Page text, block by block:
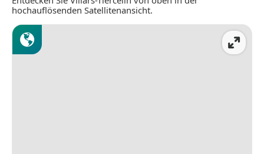
hochauflösenden Satellitenansicht.